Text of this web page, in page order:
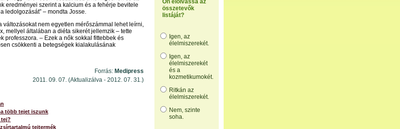
Ön elolvassa az
összetevők
listáját?
Igen, az
élelmiszerekét.
Igen, az
élelmiszerekét
és a
kozmetikumokét.
Ritkán az
élelmiszerekét.
Nem, szinte
soha.
eredményei szerint a kalcium és a fehérje bevitele
ledolgozását” – mondta Josse.
változásokat nem egyetlen mérőszámmal lehet leírni,
mellyel általában a diéta sikerét jellemzik – tette
professzora. – Ezek a nők sokkal fittebbek és
csökkenti a betegségek kialakulásának
Forrás: Medipress
2011. 09. 07. (Aktualizálva - 2012. 07. 31.)
több tejet iszunk
tej?
tejtermék